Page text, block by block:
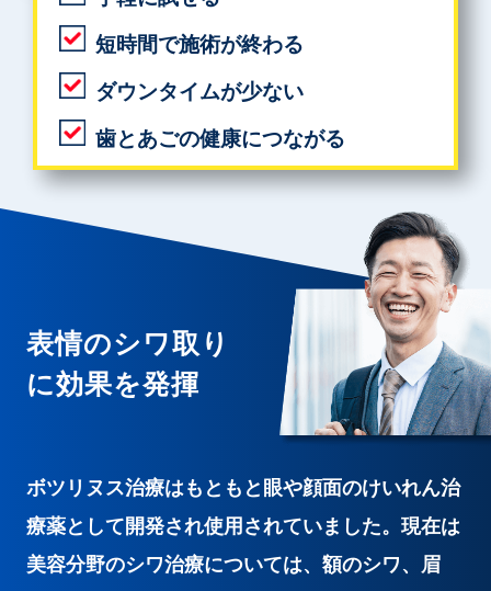
短時間で施術が終わる
ダウンタイムが少ない
歯とあごの健康につながる
表情のシワ取り
に効果を発揮
ボツリヌス治療はもともと眼や顔面のけいれん治
療薬として開発され使用されていました。現在は
美容分野のシワ治療については、額のシワ、眉